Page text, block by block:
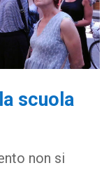
scuola
non si